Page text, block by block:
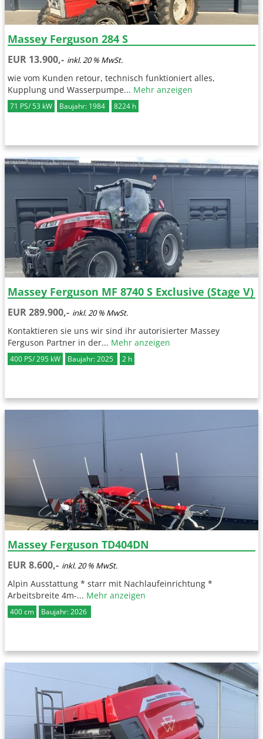
Massey Ferguson 284 S
EUR 13.900,- inkl. 20 % MwSt.
wie vom Kunden retour, technisch funktioniert alles,
Kupplung und Wasserpumpe... Mehr anzeigen
71 PS/ 53 kW Baujahr: 1984 8224 h
Massey Ferguson MF 8740 S Exclusive (Stage V)
EUR 289.900,- inkl. 20 % MwSt.
Kontaktieren sie uns wir sind ihr autorisierter Massey
Ferguson Partner in der... Mehr anzeigen
400 PS/ 295 kW Baujahr: 2025 2 h
Massey Ferguson TD404DN
EUR 8.600,- inkl. 20 % MwSt.
Alpin Ausstattung * starr mit Nachlaufeinrichtung *
Arbeitsbreite 4m-... Mehr anzeigen
400 cm Baujahr: 2026